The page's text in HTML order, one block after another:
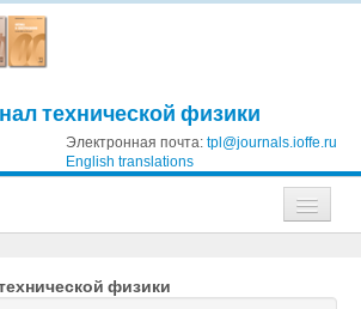
технической физики
Электронная почта: tpl@journals.ioffe.ru
English translations
физикифизики